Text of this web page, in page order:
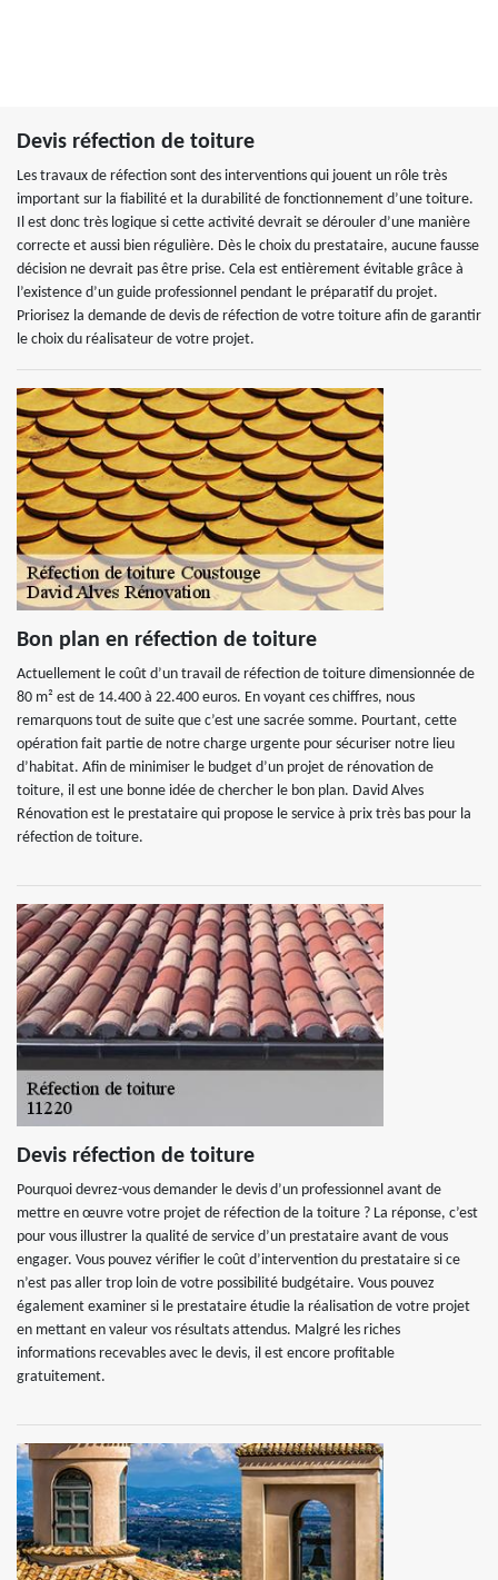
Devis réfection de toiture
Les travaux de réfection sont des interventions qui jouent un rôle très
important sur la fiabilité et la durabilité de fonctionnement d’une toiture.
Il est donc très logique si cette activité devrait se dérouler d’une manière
correcte et aussi bien régulière. Dès le choix du prestataire, aucune fausse
décision ne devrait pas être prise. Cela est entièrement évitable grâce à
l’existence d’un guide professionnel pendant le préparatif du projet.
Priorisez la demande de devis de réfection de votre toiture afin de garantir
le choix du réalisateur de votre projet.
Bon plan en réfection de toiture
Actuellement le coût d’un travail de réfection de toiture dimensionnée de
80 m² est de 14.400 à 22.400 euros. En voyant ces chiffres, nous
remarquons tout de suite que c’est une sacrée somme. Pourtant, cette
opération fait partie de notre charge urgente pour sécuriser notre lieu
d’habitat. Afin de minimiser le budget d’un projet de rénovation de
toiture, il est une bonne idée de chercher le bon plan. David Alves
Rénovation est le prestataire qui propose le service à prix très bas pour la
réfection de toiture.
Devis réfection de toiture
Pourquoi devrez-vous demander le devis d’un professionnel avant de
mettre en œuvre votre projet de réfection de la toiture ? La réponse, c’est
pour vous illustrer la qualité de service d’un prestataire avant de vous
engager. Vous pouvez vérifier le coût d’intervention du prestataire si ce
n’est pas aller trop loin de votre possibilité budgétaire. Vous pouvez
également examiner si le prestataire étudie la réalisation de votre projet
en mettant en valeur vos résultats attendus. Malgré les riches
informations recevables avec le devis, il est encore profitable
gratuitement.